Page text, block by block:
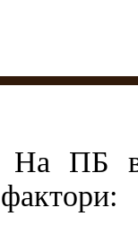
На ПБ
фактори: